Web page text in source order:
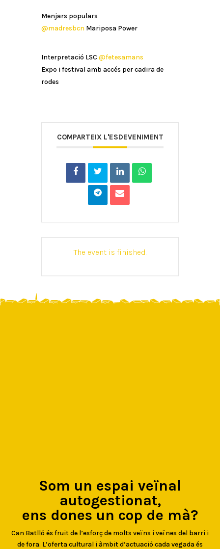
Menjars populars
@madresbcn Mariposa Power
Interpretació LSC @fetesamans
Expo i festival amb accés per cadira de
rodes
COMPARTEIX L'ESDEVENIMENT
The event is finished.
Som un espai veïnal
autogestionat,
ens dones un cop de mà?
Can Batlló és fruit de l’esforç de molts veïns i veïnes del barri i
de fora. L’oferta cultural i àmbit d’actuació cada vegada és